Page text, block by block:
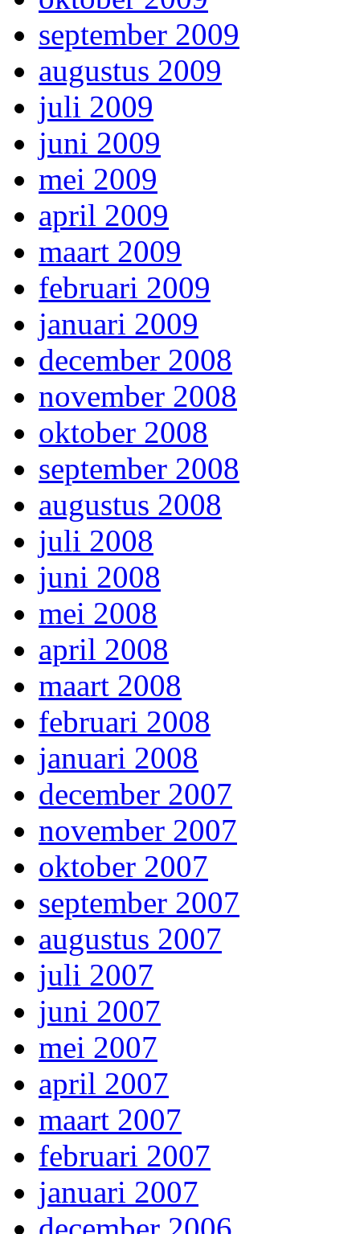
september 2009
augustus 2009
juli 2009
juni 2009
mei 2009
april 2009
maart 2009
februari 2009
januari 2009
december 2008
november 2008
oktober 2008
september 2008
augustus 2008
juli 2008
juni 2008
mei 2008
april 2008
maart 2008
februari 2008
januari 2008
december 2007
november 2007
oktober 2007
september 2007
augustus 2007
juli 2007
juni 2007
mei 2007
april 2007
maart 2007
februari 2007
januari 2007